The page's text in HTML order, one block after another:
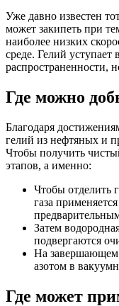
Уже давно известен
может закипеть при
наиболее низких
среде. Гелий уступает
распространенности,
Где можно
Благодаря
гелий из нефтяных и
Чтобы получить
этапов, а именно:
Чтобы отделить
газа
Затем
подвергаются
На завершающем
азотом в
Где может